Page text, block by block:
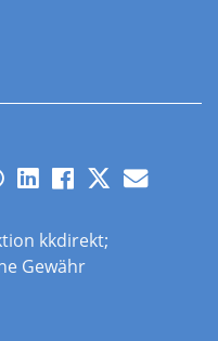
kkdirekt;
Gewähr